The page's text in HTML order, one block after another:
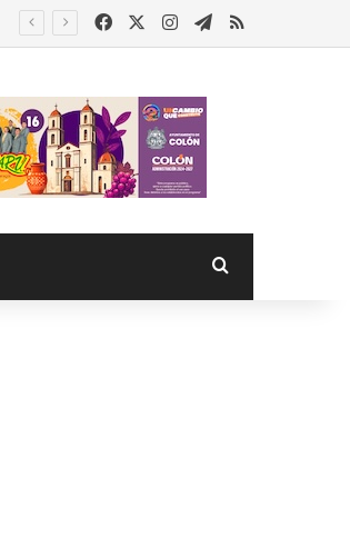
FacebookInstagram
Telegram
RSS